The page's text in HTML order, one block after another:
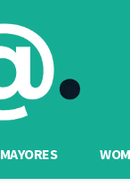
MAYORES